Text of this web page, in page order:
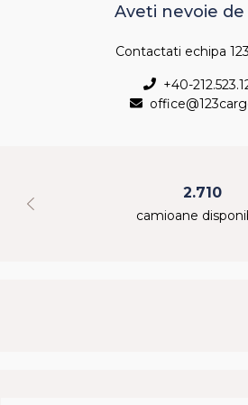
Aveti nevoie
Contactati echipa
+40-
2.710
camioane